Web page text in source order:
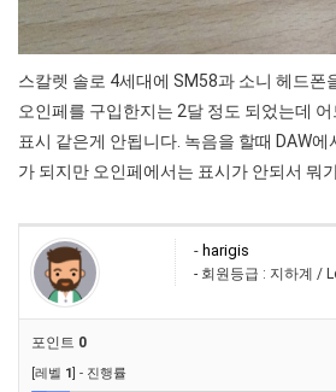
스칼렛 솔로 4세대에 SM58과 소니 헤드폰
오인페를 구입한지는 2달 정도 되었는데
표시 같은게 안됩니다. 녹음을 할때 DAW
가 되지만 오인페에서는 표시가 안되서 뭐
- harigis
- 회원등급 : 지하계 /
포인트 0
[레벨 1] - 진행률